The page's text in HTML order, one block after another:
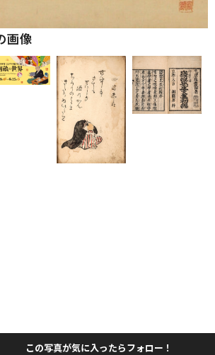
画像
この写真が気に入ったらフォロー！